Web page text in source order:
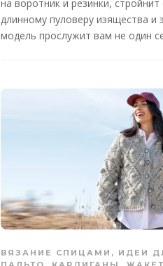
на воротник и резинки,
длинному пуловеру изящества и
модель прослужит вам не один
ВЯЗАНИЕ СПИЦАМИ , ИДЕИ